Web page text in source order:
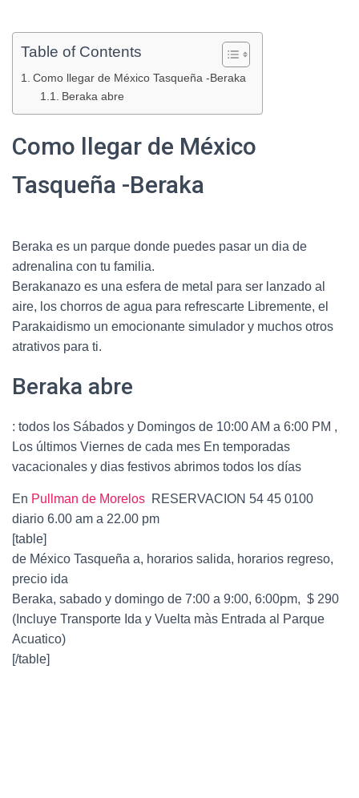
Table of Contents
Como llegar de México Tasqueña -Beraka
Beraka abre
Como llegar de México
Tasqueña -Beraka
Beraka es un parque donde puedes pasar un dia de
adrenalina con tu familia.
Berakanazo es una esfera de metal para ser lanzado al
aire, los chorros de agua para refrescarte Libremente, el
Parakaidismo un emocionante simulador y muchos otros
atrativos para ti.
Beraka abre
: todos los Sábados y Domingos de 10:00 AM a 6:00 PM ,
Los últimos Viernes de cada mes En temporadas
vacacionales y dias festivos abrimos todos los días
En Pullman de Morelos RESERVACION 54 45 0100
diario 6.00 am a 22.00 pm
[table]
de México Tasqueña a, horarios salida, horarios regreso,
precio ida
Beraka, sabado y domingo de 7:00 a 9:00, 6:00pm, $ 290
(Incluye Transporte Ida y Vuelta màs Entrada al Parque
Acuatico)
[/table]